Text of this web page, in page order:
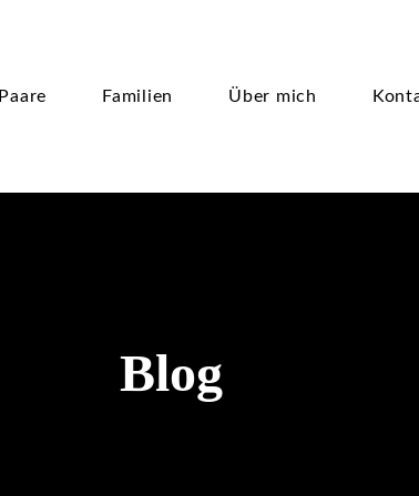
Paare Familien Über mich
Blog